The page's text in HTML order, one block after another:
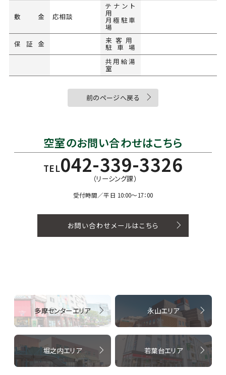
敷金 応相談
テナント
用
月極駐車
場
保証金
来客用
駐車場
共用給湯
室
前のページへ戻る
空室のお問い合わせはこちら
TEL042-339-3326
（リーシング課）
受付時間／平日 10:00〜17：00
お問い合わせメールはこちら
多摩センターエリア 永山エリア
堀之内エリア 若葉台エリア